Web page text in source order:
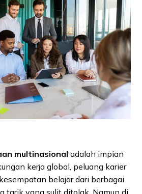
multinasional adalah impian
kerja global, peluang karier
belajar dari berbagai
tarik yang sulit ditolak. Namun di